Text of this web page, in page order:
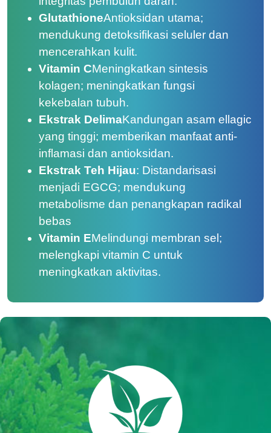
GlutathioneAntioksidan utama;
mendukung detoksifikasi seluler dan
mencerahkan kulit.
Vitamin CMeningkatkan sintesis
kolagen; meningkatkan fungsi
kekebalan tubuh.
Ekstrak DelimaKandungan asam ellagic
yang tinggi; memberikan manfaat anti-
inflamasi dan antioksidan.
Ekstrak Teh Hijau: Distandarisasi
menjadi EGCG; mendukung
metabolisme dan penangkapan radikal
bebas
Vitamin EMelindungi membran sel;
melengkapi vitamin C untuk
meningkatkan aktivitas.